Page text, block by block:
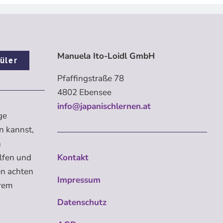
kannst,
und
achten
Manuela Ito-Loidl GmbH
Pfaffingstraße 78
4802 Ebensee
info@japanischlernen.at
Kontakt
Impressum
Datenschutz